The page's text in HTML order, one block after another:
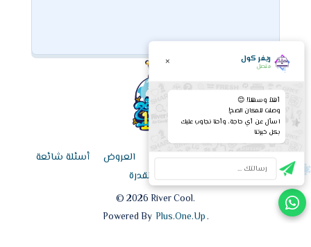
ريفر كول
متصل ×
أهلاً وسهلاً! 😊
وصلت للمكان الصح!
اسأل عن أي حاجة، وأحنا نجاوب عليك
بكل خبرتنا
الرئيسية قائمة الأسعار اليوم العروض
أسئلة شائعة
حاسبة القدرة
©2026River Cool.
Powered By Plus.One.Up.